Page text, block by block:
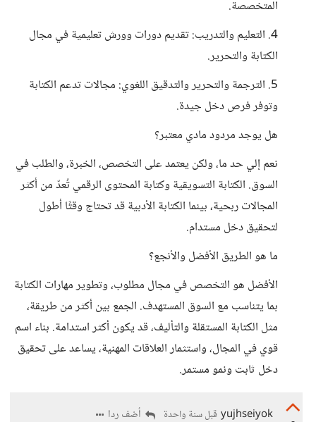
المتخصصة.
4. التعليم والتدريب: تقديم دورات وورش تعليمية في مجال
الكتابة والتحرير.
5. الترجمة والتحرير والتدقيق اللغوي: مجالات تدعم الكتابة
وتوفر فرص دخل جيدة.
هل يوجد مردود مادي معتبر؟
نعم إلي حد ما، ولكن يعتمد على التخصص، الخبرة، والطلب في
السوق. الكتابة التسويقية وكتابة المحتوى الرقمي تُعدّ من أكثر
المجالات ربحية، بينما الكتابة الأدبية قد تحتاج وقتًا أطول
لتحقيق دخل مستدام.
ما هو الطريق الأفضل والأنجع؟
الأفضل هو التخصص في مجال مطلوب، وتطوير مهارات الكتابة
بما يتناسب مع السوق المستهدف. الجمع بين أكثر من طريقة،
مثل الكتابة المستقلة والتأليف، قد يكون أكثر استدامة. بناء اسم
قوي في المجال، واستثمار العلاقات المهنية، يساعد على تحقيق
دخل ثابت ونمو مستمر.
yujhseiyok قبل سنة واحدة أضف ردا